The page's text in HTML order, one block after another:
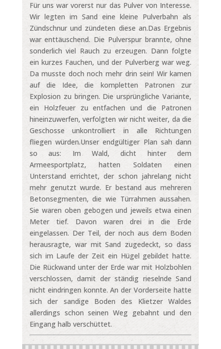
Für uns war vorerst nur das Pulver von Interesse.
Wir legten im Sand eine kleine Pulverbahn als
Zündschnur und zündeten diese an.Das Ergebnis
war enttäuschend. Die Pulverspur brannte, ohne
sonderlich viel Rauch zu erzeugen. Dann folgte
ein kurzes Fauchen, und der Pulverberg war weg.
Da musste doch noch mehr drin sein! Wir kamen
auf die Idee, die kompletten Patronen zur
Explosion zu bringen. Die ursprüngliche Variante,
ein Holzfeuer zu entfachen und die Patronen
hineinzuwerfen, verfolgten wir nicht weiter, da die
Geschosse unkontrolliert in alle Richtungen
fliegen würden.Unser endgültiger Plan sah dann
so aus: Im Wald, dicht hinter dem
Armeesportplatz, hatten Soldaten einen
Unterstand errichtet, der schon jahrelang nicht
mehr genutzt wurde. Er bestand aus mehreren
Betonsegmenten, die wie Türrahmen aussahen.
Sie waren oben gebogen und jeweils etwa einen
Meter tief. Davon waren drei in die Erde
eingelassen. Der Teil, der noch aus dem Boden
herausragte, war mit Sand zugedeckt, so dass
sich im Laufe der Zeit ein Hügel gebildet hatte.
Die Rückwand unter der Erde war mit Holzbohlen
verschlossen, damit der ständig rieselnde Sand
nicht eindringen konnte. An der Vorderseite hatte
sich der sandige Boden des Klietzer Waldes
allerdings schon seinen Weg gebahnt und den
Eingang halb verschüttet.